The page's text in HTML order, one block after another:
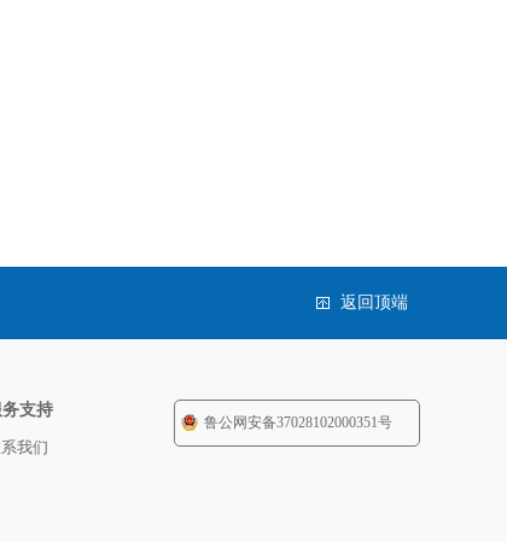
返回顶端
务支持
我们
鲁公网安备37028102000351号